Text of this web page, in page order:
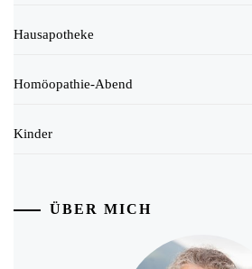
Hausapotheke
Homöopathie-Abend
Kinder
ÜBER MICH